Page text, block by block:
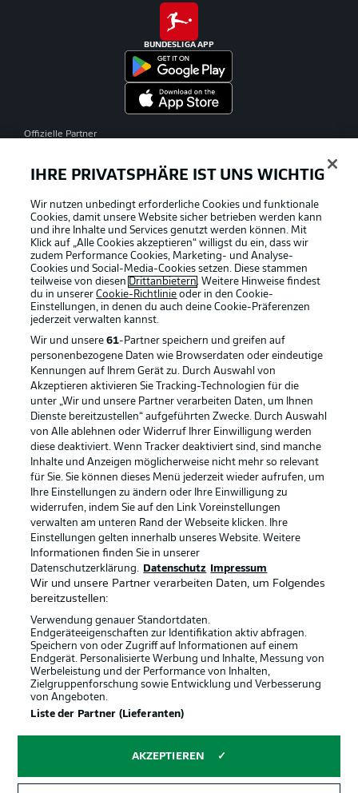
BUNDESLIGA APP
Offizielle Partner
Rechtliche Hinweise Voreinstellungen verwalten
Datenschutz Nutzungsbedingungen
Broadcaster Kontakt
Jobs Impressum
Partner Spieler
Liveticker
© 2026 Bundesliga-Gruppe GmbH
IHRE PRIVATSPHÄRE IST UNS WICHTIG
Wir nutzen unbedingt erforderliche Cookies und funktionale
Cookies, damit unsere Website sicher betrieben werden kann
und ihre Inhalte und Services genutzt werden können. Mit
Klick auf „Alle Cookies akzeptieren“ willigst du ein, dass wir
zudem Performance Cookies, Marketing- und Analyse-
Cookies und Social-Media-Cookies setzen. Diese stammen
teilweise von diesen Drittanbietern. Weitere Hinweise findest
du in unsererCookie-Richtlinie oder in den Cookie-
Einstellungen, in denen du auch deine Cookie-Präferenzen
jederzeit verwalten kannst.
Wir und unsere61-Partner speichern und greifen auf
personenbezogene Daten wie Browserdaten oder eindeutige
Kennungen auf Ihrem Gerät zu. Durch Auswahl von
Akzeptieren aktivieren Sie Tracking-Technologien für die
unter „Wir und unsere Partner verarbeiten Daten, um Ihnen
Dienste bereitzustellen“ aufgeführten Zwecke. Durch Auswahl
von Alle ablehnen oder Widerruf Ihrer Einwilligung werden
diese deaktiviert. Wenn Tracker deaktiviert sind, sind manche
Inhalte und Anzeigen möglicherweise nicht mehr so relevant
für Sie. Sie können dieses Menü jederzeit wieder aufrufen, um
Ihre Einstellungen zu ändern oder Ihre Einwilligung zu
widerrufen, indem Sie auf den Link Voreinstellungen
verwalten am unteren Rand der Webseite klicken. Ihre
Einstellungen gelten innerhalb unseres Website. Weitere
Informationen finden Sie in unserer
Datenschutzerklärung.
Datenschutz Impressum
Wir und unsere Partner verarbeiten Daten, um Folgendes
bereitzustellen:
Verwendung genauer Standortdaten.
Endgeräteeigenschaften zur Identifikation aktiv abfragen.
Speichern von oder Zugriff auf Informationen auf einem
Endgerät. Personalisierte Werbung und Inhalte, Messung von
Werbeleistung und der Performance von Inhalten,
Zielgruppenforschung sowie Entwicklung und Verbesserung
von Angeboten.
Liste der Partner (Lieferanten)
AKZEPTIEREN